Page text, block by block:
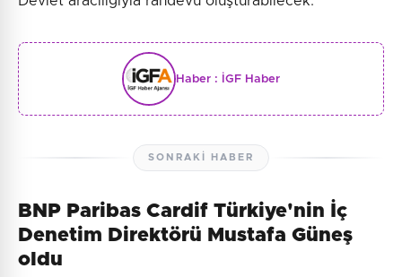
Haber : İGF Haber
SONRAKI HABER
BNP Paribas Cardif Türkiye'nin İç
Denetim Direktörü Mustafa Güneş
oldu